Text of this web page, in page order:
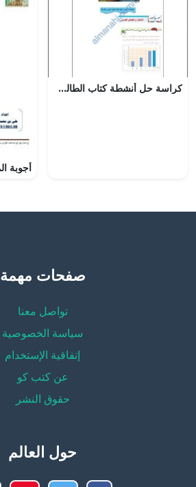
كراسة حل أنشطة كتاب الطالب (اجتماعيات) الخامس
صفحات مهمة
تواصل معنا
سياسة الخصوصية
إتفاقية الإستخدام
عن كتب كو
حقوق النشر
حول العالم